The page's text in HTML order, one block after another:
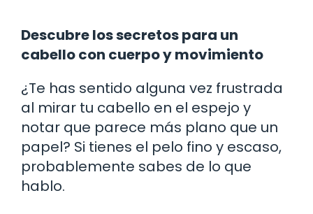
Descubre los secretos para un
cabello con cuerpo y movimiento
¿Te has sentido alguna vez frustrada
al mirar tu cabello en el espejo y
notar que parece más plano que un
papel? Si tienes el pelo fino y escaso,
probablemente sabes de lo que
hablo.